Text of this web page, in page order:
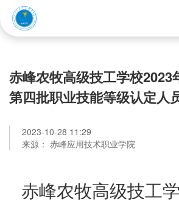
赤峰农牧高级技工学校2023
第四批职业技能等级认定人
2023-10-28 11:29
来源： 赤峰应用技术职业学院
赤峰农牧高级技工